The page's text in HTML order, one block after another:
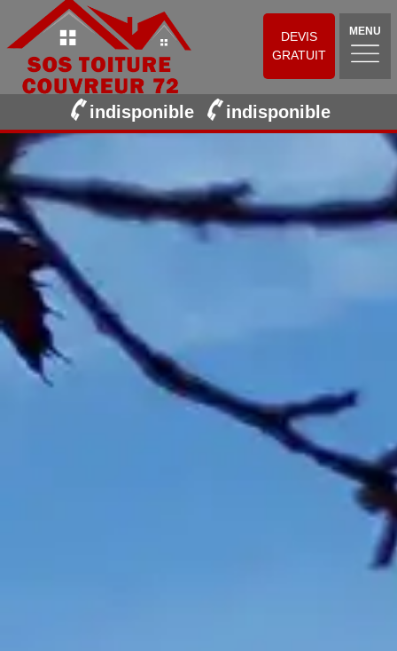
DEVIS
GRATUIT
MENU
indisponible indisponible